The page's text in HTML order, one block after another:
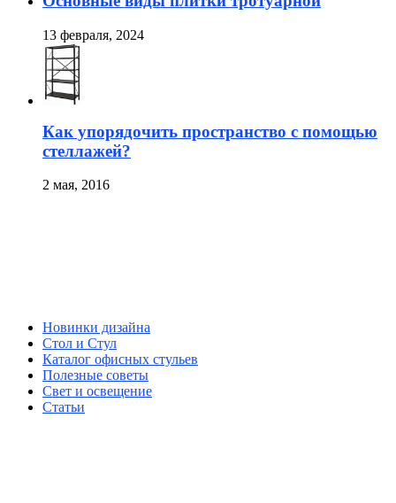
13 февраля, 2024
Как упорядочить пространство с помощью
стеллажей?
2 мая, 2016
Новинки дизайна
Стол и Стул
Каталог офисных стульев
Полезные советы
Свет и освещение
Статьи